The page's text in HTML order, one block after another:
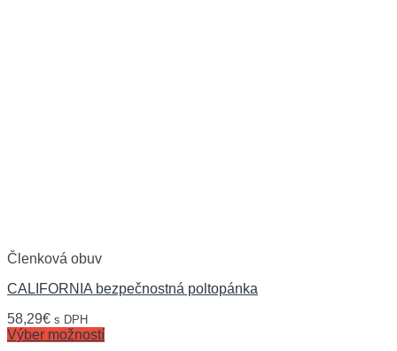
Členková obuv
CALIFORNIA bezpečnostná poltopánka
58,29€ s DPH
Výber možností